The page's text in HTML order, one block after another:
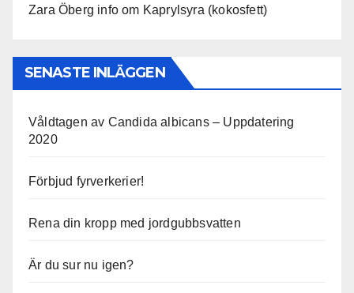
Zara Öberg info om Kaprylsyra (kokosfett)
SENASTE INLÄGGEN
Våldtagen av Candida albicans – Uppdatering
2020
Förbjud fyrverkerier!
Rena din kropp med jordgubbsvatten
Är du sur nu igen?